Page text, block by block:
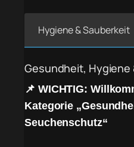
Hygiene & Sauberkeit
Gesundheit,
📌 WICHTIG:
Kategorie
Seuchenschutz“